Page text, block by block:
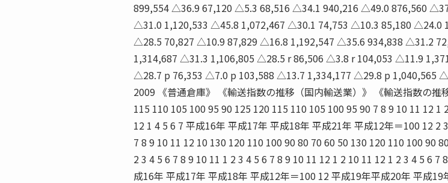
899,554 △36.9 67,120 △5.3 68,516 △34.1 940,216 △49.0 876,560
△31.0 1,120,533 △45.8 1,072,467 △30.1 74,753 △10.3 85,180 △24.0
△28.5 70,827 △10.9 87,829 △16.8 1,192,547 △35.6 934,838 △31.2
1,314,687 △31.3 1,106,805 △28.5 r 86,506 △3.8 r 104,053 △11.9
△28.7 p 76,353 △7.0 p 103,588 △13.7 1,334,177 △29.8 p 1,040,565
2009 《普通倉庫》 《輸送指数の推移（国内輸送業）》 《輸送指数の推
115 110 105 100 95 90 125 120 115 110 105 100 95 90 7 8 9 10 11 12 1
12 1 4 5 6 7 平成16年 平成17年 平成18年 平成21年 平成12年＝100 12 2
7 8 9 10 11 12 10 130 120 110 100 90 80 70 60 50 130 120 110 100 90
2 3 4 5 6 7 8 9 10 11 1 2 3 4 5 6 7 8 9 10 11 12 1 2 10 11 12 1 2 3 4 5 6 7
成16年 平成17年 平成18年 平成12年＝100 12 平成19年平成20年 平成19